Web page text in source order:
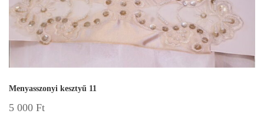
Menyasszonyi kesztyű 11
5 000 Ft